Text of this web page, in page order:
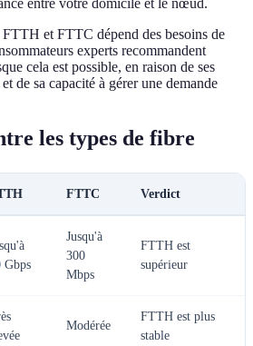
entre votre domicile et le nœud.
et FTTC dépend des besoins de
experts recommandent
cela est possible, en raison de ses
de sa capacité à gérer une demande
les types de fibre
FTTC Verdict
Gbps
Jusqu'à
300
Mbps
FTTH est
supérieur
Modérée
FTTH est plus
stable